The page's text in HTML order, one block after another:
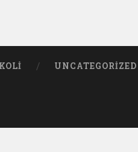
UNCATEGORIZED